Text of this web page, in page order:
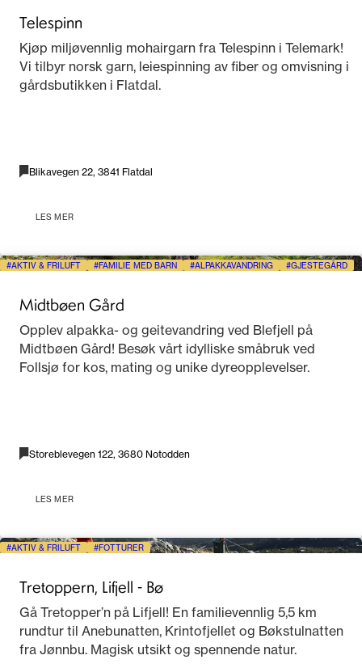
Telespinn
Kjøp miljøvennlig mohairgarn fra Telespinn i Telemark!
Vi tilbyr norsk garn, leiespinning av fiber og omvisning i
gårdsbutikken i Flatdal.
Blikavegen 22, 3841 Flatdal
LES MER
AKTIV & FRILUFT FAMILIE MED BARN ALPAKKAVANDRING GJESTEGÅRD
Midtbøen Gård
Opplev alpakka- og geitevandring ved Blefjell på
Midtbøen Gård! Besøk vårt idylliske småbruk ved
Follsjø for kos, mating og unike dyreopplevelser.
Storeblevegen 122, 3680 Notodden
LES MER
AKTIV & FRILUFT FOTTURER
Tretoppern, Lifjell - Bø
Gå Tretopper’n på Lifjell! En familievennlig 5,5 km
rundtur til Anebunatten, Krintofjellet og Bøkstulnatten
fra Jønnbu. Magisk utsikt og spennende natur.